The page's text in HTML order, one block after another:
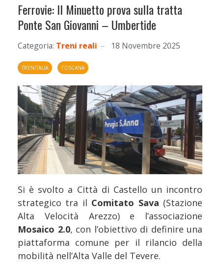
Ferrovie: Il Minuetto prova sulla tratta
Ponte San Giovanni – Umbertide
Categoria: Treni reali 18 Novembre 2025
TRENITALIA TOSCANA
Si è svolto a Città di Castello un incontro
strategico tra il Comitato Sava (Stazione
Alta Velocità Arezzo) e l’associazione
Mosaico 2.0, con l’obiettivo di definire una
piattaforma comune per il rilancio della
mobilità nell’Alta Valle del Tevere.